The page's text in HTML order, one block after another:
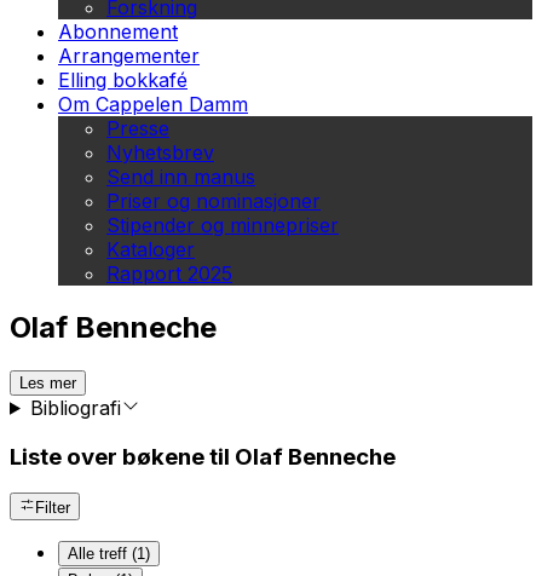
Forskning
Abonnement
Arrangementer
Elling bokkafé
Om Cappelen Damm
Presse
Nyhetsbrev
Send inn manus
Priser og nominasjoner
Stipender og minnepriser
Kataloger
Rapport 2025
Olaf Benneche
Les mer
Bibliografi
Liste over bøkene til Olaf Benneche
Filter
Alle treff (1)